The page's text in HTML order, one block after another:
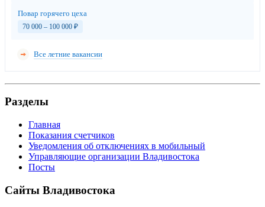
Повар горячего цеха
70 000 – 100 000 ₽
Все летние вакансии
Разделы
Главная
Показания счетчиков
Уведомления об отключениях в мобильный
Управляющие организации Владивостока
Посты
Сайты Владивостока